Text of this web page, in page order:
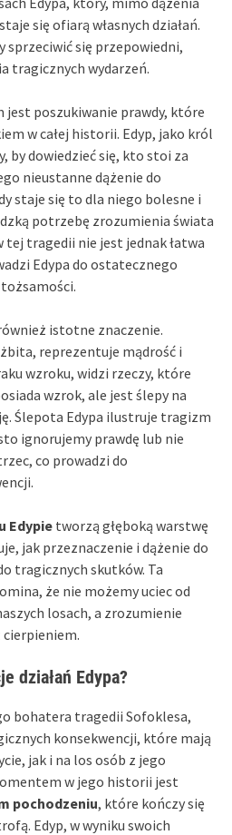
się ofiarą własnych działań.
sprzeciwić się przepowiedni,
tragicznych wydarzeń.
poszukiwanie prawdy, które
w całej historii. Edyp, jako król
by dowiedzieć się, kto stoi za
nieustanne dążenie do
staje się to dla niego bolesne i
potrzebę zrozumienia świata
tej tragedii nie jest jednak łatwa
Edypa do ostatecznego
istotne znaczenie.
reprezentuje mądrość i
wzroku, widzi rzeczy, które
wzrok, ale jest ślepy na
Ślepota Edypa ilustruje tragizm
ignorujemy prawdę lub nie
co prowadzi do
Edypietworzą głęboką warstwę
jak przeznaczenie i dążenie do
tragicznych skutków. Ta
że nie możemy uciec od
losach, a zrozumienie
cierpieniem.
działań Edypa?
bohatera tragedii Sofoklesa,
konsekwencji, które mają
jak i na los osób z jego
w jego historii jest
pochodzeniu, które kończy się
Edyp, w wyniku swoich